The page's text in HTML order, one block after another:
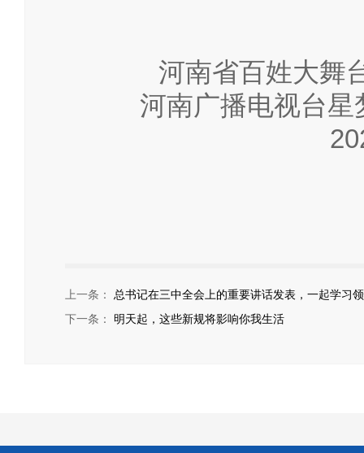
河南省百姓大舞
河南广播电视台
上一条： 总书记在三中全会上的重要讲话发表，一起学习
下一条： 明天起，这些新规将影响你我生活